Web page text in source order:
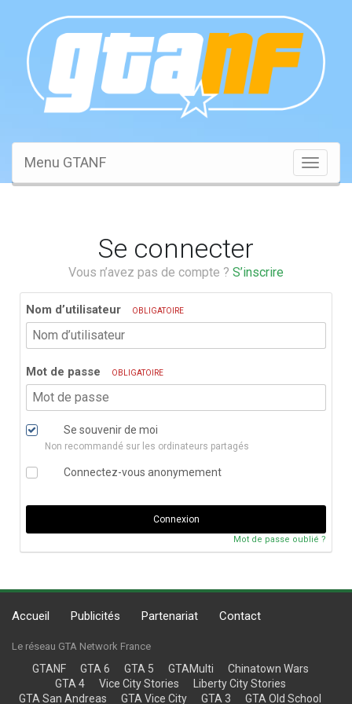
Toggle
Menu GTANF
Se connecter
Vous n’avez pas de compte ? S’inscrire
Nom d’utilisateur OBLIGATOIRE
Mot de passe OBLIGATOIRE
Se souvenir de moi
Non recommandé sur les ordinateurs partagés
Connectez-vous anonymement
Connexion
Mot de passe oublié ?
Accueil Publicités Partenariat Contact
Le réseau GTA Network France
GTANF GTA 6 GTA 5 GTAMulti
Chinatown Wars
GTA 4
Vice City Stories
Liberty City Stories
GTA San Andreas
GTA Vice City GTA 3 GTA Old School